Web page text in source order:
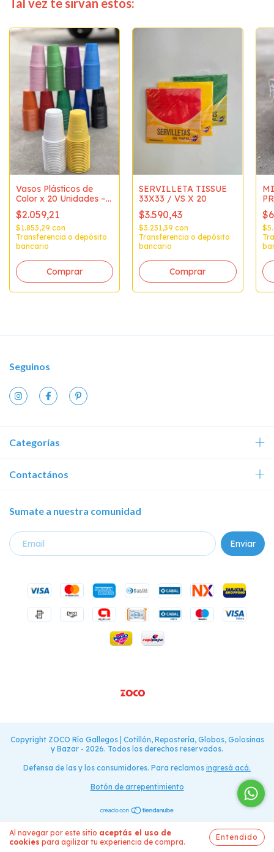
Al navegar por este sitio aceptás el uso de
cookies para agilizar tu experiencia de compra.
Entendido
Tal vez te sirvan estos:
Vasos Plásticos de
Color x 20 Unidades –
Varios Colores
$2.059,21
$1.853,29 con
Transferencia o depósito
bancario
Comprar
SERVILLETA TISSUE
33X33 / VS X 20
$3.590,43
$3.231,39con
Transferencia o depósito
bancario
Comprar
Seguinos
Categorías
Contactános
Sumate a nuestra comunidad
Copyright ZOCO Río Gallegos | Cotillón, Repostería, Globos, Golosinas
y Bazar - 2026. Todos los derechos reservados.
Defensa de las y los consumidores. Para reclamos ingresá acá.
Botón de arrepentimiento